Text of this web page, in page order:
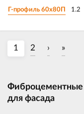
Г-профиль 60х80П 1.2
1 2 › »
Фиброцементные
для фасада